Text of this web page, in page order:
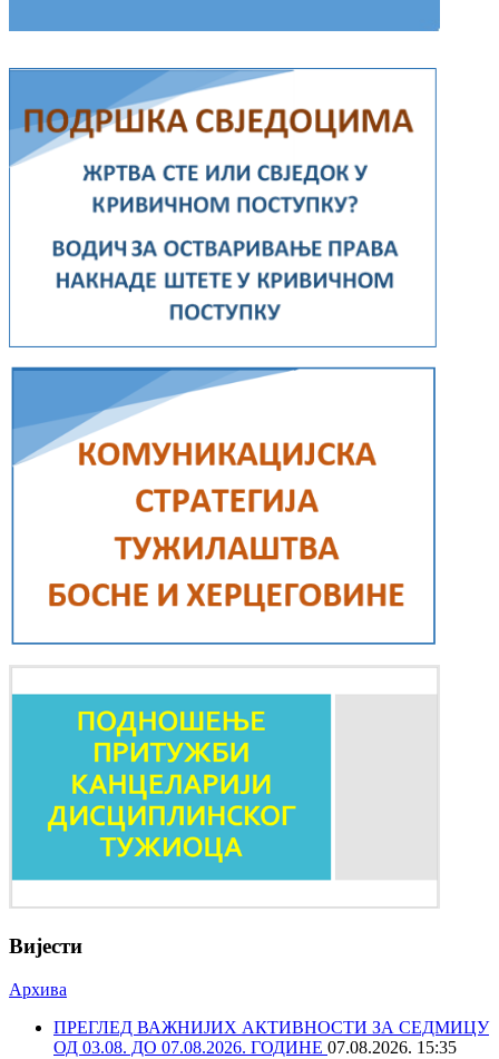
Вијести
Архива
ПРЕГЛЕД ВАЖНИЈИХ АКТИВНОСТИ ЗА СЕДМИЦУ
ОД 03.08. ДО 07.08.2026. ГОДИНЕ 07.08.2026. 15:35